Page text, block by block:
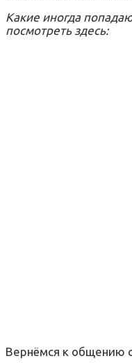
Какие иногда
посмотреть здесь:
Вернёмся к общению